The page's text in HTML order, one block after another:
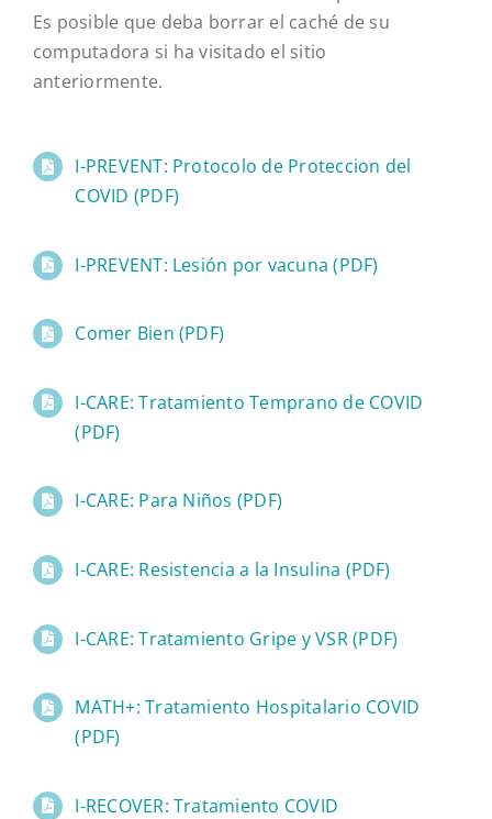
Es posible que deba borrar el caché de su
computadora si ha visitado el sitio
anteriormente.
I-PREVENT: Protocolo de Proteccion del
COVID (PDF)
I-PREVENT: Lesión por vacuna (PDF)
Comer Bien (PDF)
I-CARE: Tratamiento Temprano de COVID
(PDF)
I-CARE: Para Niños (PDF)
I-CARE: Resistencia a la Insulina (PDF)
I-CARE: Tratamiento Gripe y VSR (PDF)
MATH+: Tratamiento Hospitalario COVID
(PDF)
I-RECOVER: Tratamiento COVID